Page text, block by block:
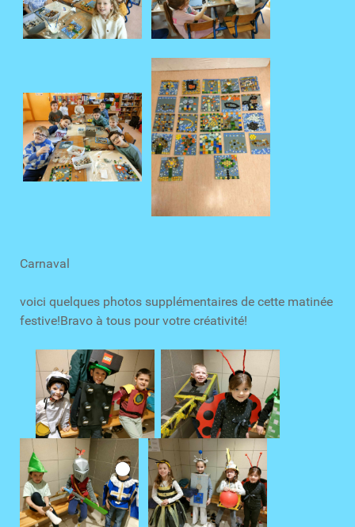
Carnaval
voici quelques photos supplémentaires de cette matinée
festive!Bravo à tous pour votre créativité!